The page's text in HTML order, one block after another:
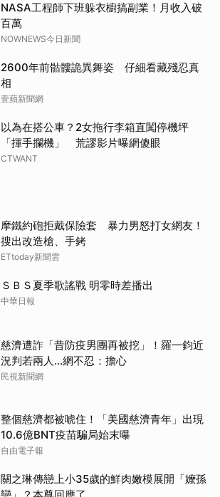
NASA工程師下班躲衣櫥搞副業！月收入破
百萬
NOWNEWS今日新聞
2600年前骷髏詭異舞姿 仔細看藏殘忍真
相
壹蘋新聞網
以為在搭公車？2女拖行李箱直闖停機坪
「揮手攔機」 荒謬影片曝網傻眼
CTWANT
摩鐵約砲拒戴保險套 暴力男怒打女網友！
搜出改造槍、手銬
ETtoday新聞雲
ＳＢＳ夏季歌謠戰 明零時差播出
中華日報
慈濟遭詐「昔防疫男團再被挖」！羅一鈞近
況判若兩人…網不忍：擔心
民視新聞網
整個慈濟都被唬住！「美國慈濟青年」出現
10.6億BNT疫苗騙局始末曝
自由電子報
關之琳傳戀上小35歲的鮮肉嫩模展開「嬤孫